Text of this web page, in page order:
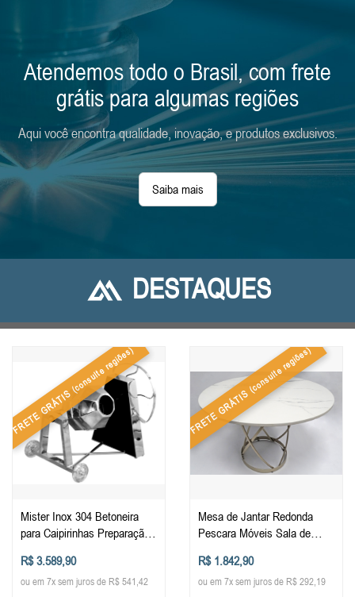
Atendemos todo o Brasil, com frete
grátis para algumas regiões
Aqui você encontra qualidade, inovação, e produtos exclusivos.
Saiba mais
DESTAQUES
FRETE GRÁTIS
(consulte regiões)
Mister Inox 304 Betoneira
para Caipirinhas Preparação
Durabilidade Estilo Máquina
R$ 3.589,90
ou em 7x sem juros de R$ 541,42
FRETE GRÁTIS
(consulte regiões)
Mesa de Jantar Redonda
Pescara Móveis Sala de
Porcelanato
R$ 1.842,90
ou em 7x sem juros de R$ 292,19